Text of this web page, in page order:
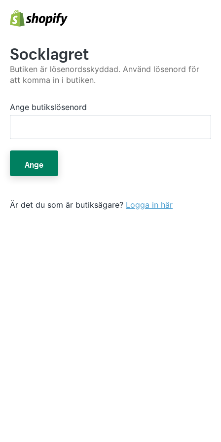
Socklagret
Butiken är lösenordsskyddad. Använd lösenord för
att komma in i butiken.
Ange butikslösenord
Ange
Är det du som är butiksägare? Logga in här